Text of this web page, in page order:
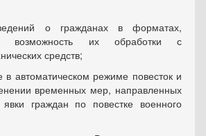
о гражданах в форматах,
возможность их обработки с
средств;
автоматическом режиме повесток и
временных мер, направленных
граждан по повестке военного